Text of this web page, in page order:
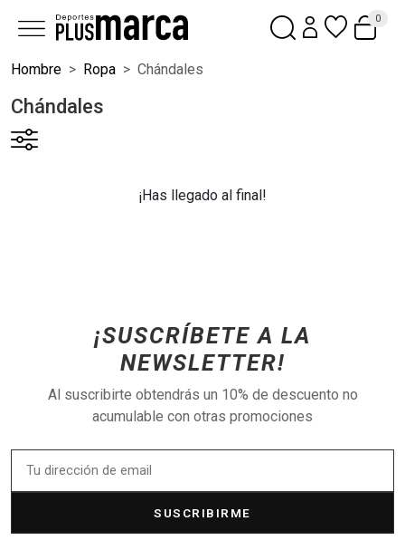
0
Hombre Ropa Chándales
Chándales
¡Has llegado al final!
¡SUSCRÍBETE A LA
NEWSLETTER!
Al suscribirte obtendrás un 10% de descuento no
acumulable con otras promociones
SUSCRIBIRME